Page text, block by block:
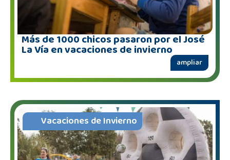
Más de 1000 chicos pasaron por el José
La Vía en vacaciones de invierno
ampliar
Vacaciones de Invierno